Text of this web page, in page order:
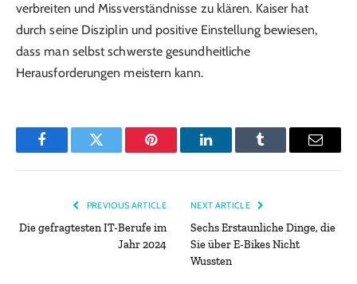
verbreiten und Missverständnisse zu klären. Kaiser hat
durch seine Disziplin und positive Einstellung bewiesen,
dass man selbst schwerste gesundheitliche
Herausforderungen meistern kann.
FacebookTwitter Pinterest LinkedInTumblr Email
PREVIOUS ARTICLE
Die gefragtesten IT-Berufe im
Jahr 2024
NEXT ARTICLE
Sechs Erstaunliche Dinge, die
Sie über E-Bikes Nicht
Wussten